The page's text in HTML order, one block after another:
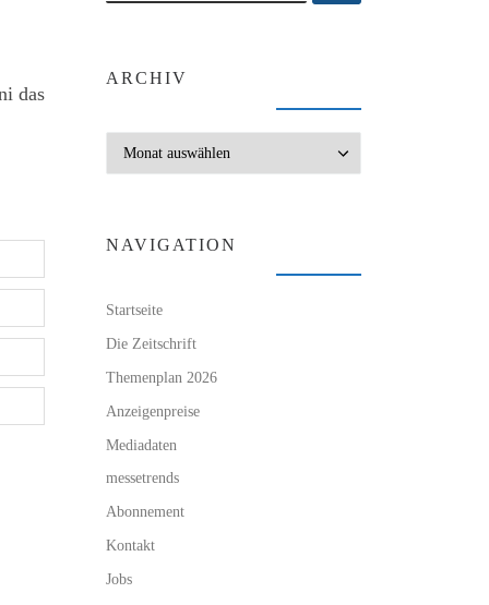
das
ARCHIV
NAVIGATION
Startseite
Die Zeitschrift
Themenplan 2026
Anzeigenpreise
Mediadaten
messetrends
Abonnement
Kontakt
Jobs